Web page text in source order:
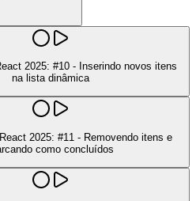
2025: #10 - Inserindo novos itens
na lista dinâmica
2025: #11 - Removendo itens e
como concluídos